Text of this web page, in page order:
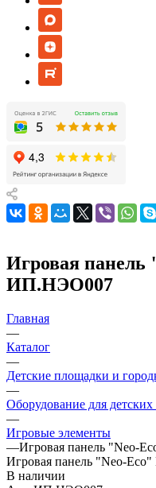
Игровая
ИП.НЭО007
Главная
—
Каталог
—
Детские площадки и
—
Оборудование для
—
Игровые элементы
—Игровая панель "Neo-
Игровая панель "Neo-
В наличии